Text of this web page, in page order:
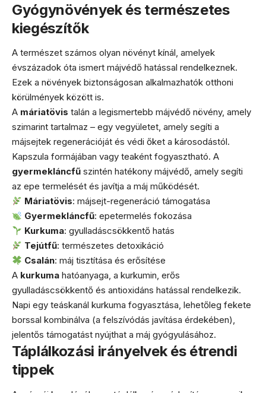
Gyógynövények és természetes
kiegészítők
A természet számos olyan növényt kínál, amelyek
évszázadok óta ismert májvédő hatással rendelkeznek.
Ezek a növények biztonságosan alkalmazhatók otthoni
körülmények között is.
A máriatövis talán a legismertebb májvédő növény, amely
szimarint tartalmaz – egy vegyületet, amely segíti a
májsejtek regenerációját és védi őket a károsodástól.
Kapszula formájában vagy teaként fogyasztható. A
gyermekláncfű szintén hatékony májvédő, amely segíti
az epe termelését és javítja a máj működését.
Máriatövis: májsejt-regeneráció támogatása
Gyermekláncfű: epetermelés fokozása
Kurkuma: gyulladáscsökkentő hatás
Tejútfű: természetes detoxikáció
Csalán: máj tisztítása és erősítése
A kurkuma hatóanyaga, a kurkumin, erős
gyulladáscsökkentő és antioxidáns hatással rendelkezik.
Napi egy teáskanál kurkuma fogyasztása, lehetőleg fekete
borssal kombinálva (a felszívódás javítása érdekében),
jelentős támogatást nyújthat a máj gyógyulásához.
Táplálkozási irányelvek és étrendi
tippek